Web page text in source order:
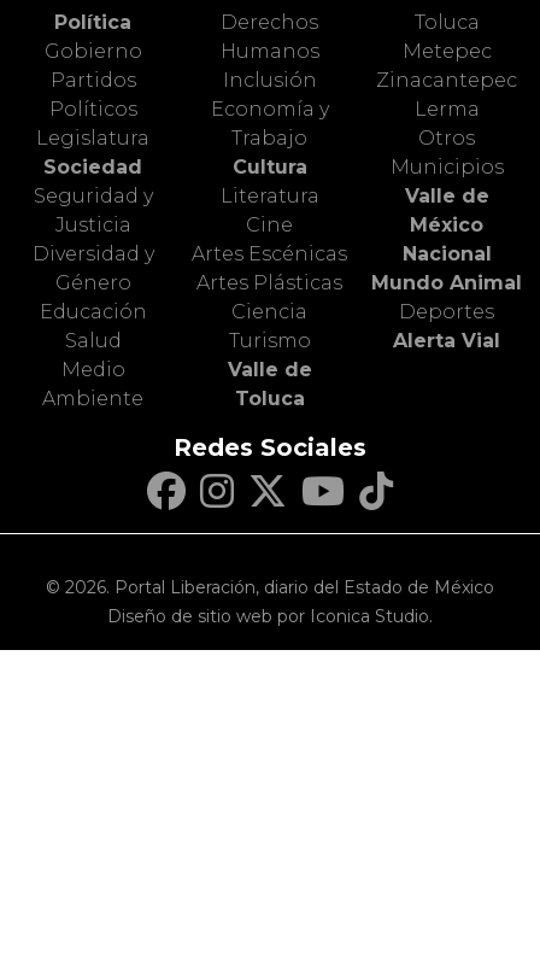
Política
Gobierno
Partidos
Políticos
Legislatura
Sociedad
Seguridad y
Justicia
Diversidad y
Género
Educación
Salud
Medio
Ambiente
Derechos
Humanos
Inclusión
Economía y
Trabajo
Cultura
Literatura
Cine
Artes Escénicas
Artes Plásticas
Ciencia
Turismo
Valle de
Toluca
Toluca
Metepec
Zinacantepec
Lerma
Otros
Municipios
Valle de
México
Nacional
Mundo Animal
Deportes
Alerta Vial
Redes Sociales
© 2026. Portal Liberación, diario del Estado de México
Diseño de sitio web por Iconica Studio.